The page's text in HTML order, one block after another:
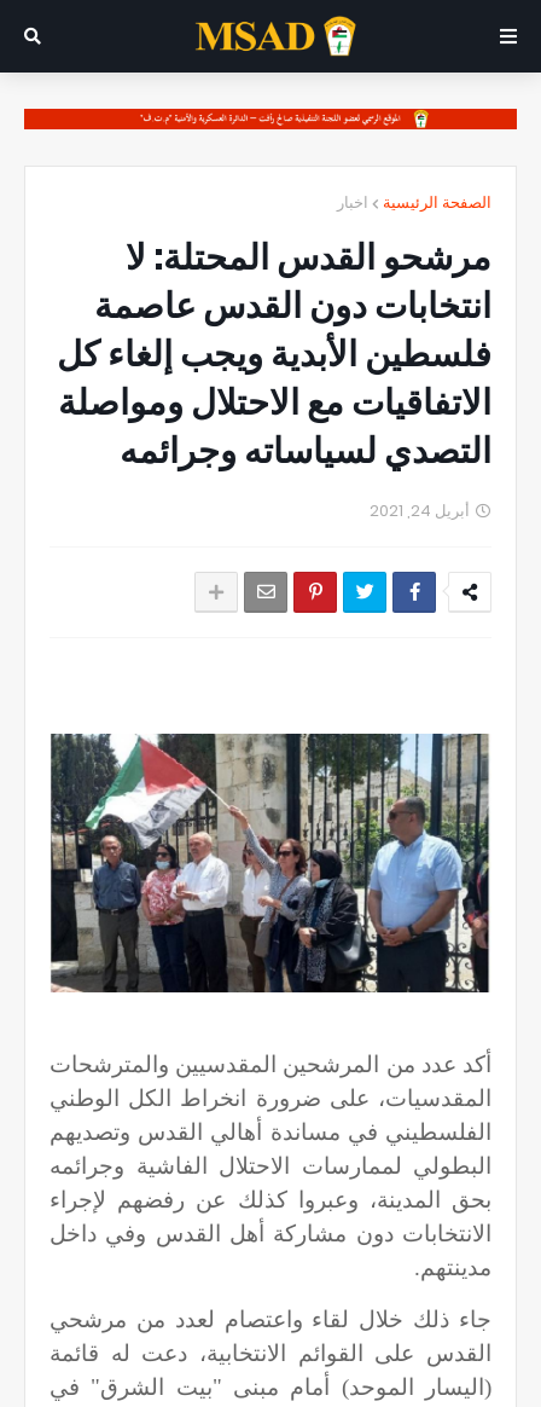
الصفحة الرئيسية اخبار
مرشحو القدس المحتلة: لا
انتخابات دون القدس عاصمة
فلسطين الأبدية ويجب إلغاء كل
الاتفاقيات مع الاحتلال ومواصلة
التصدي لسياساته وجرائمه
أبريل 24, 2021
أكد عدد من المرشحين المقدسيين والمترشحات
المقدسيات، على ضرورة انخراط الكل الوطني
الفلسطيني في مساندة أهالي القدس وتصديهم
البطولي لممارسات الاحتلال الفاشية وجرائمه
بحق المدينة، وعبروا كذلك عن رفضهم لإجراء
الانتخابات دون مشاركة أهل القدس وفي داخل
مدينتهم.
جاء ذلك خلال لقاء واعتصام لعدد من مرشحي
القدس على القوائم الانتخابية، دعت له قائمة
(اليسار الموحد) أمام مبنى "بيت الشرق" في